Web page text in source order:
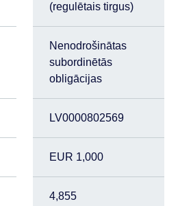
(regulētais tirgus)
Nenodrošinātas
subordinētās
obligācijas
LV0000802569
EUR 1,000
4,855